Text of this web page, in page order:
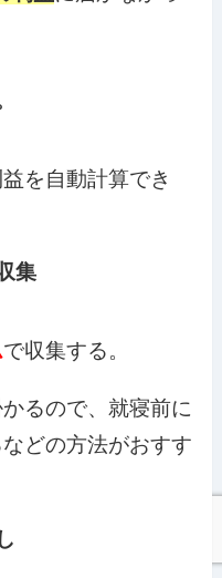
を自動計算でき
集
で収集する。
るので、就寝前に
どの方法がおすす